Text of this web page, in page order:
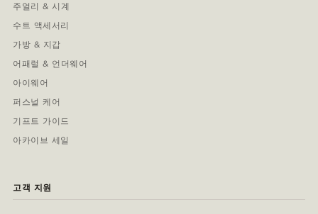
주얼리 & 시계
수트 액세서리
가방 & 지갑
어패럴 & 언더웨어
아이웨어
퍼스널 케어
기프트 가이드
아카이브 세일
고객 지원